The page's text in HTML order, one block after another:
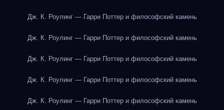
Дж. К. Роулинг — Гарри Поттер и философский камень
Дж. К. Роулинг — Гарри Поттер и философский камень
Дж. К. Роулинг — Гарри Поттер и философский камень
Дж. К. Роулинг — Гарри Поттер и философский камень
Дж. К. Роулинг — Гарри Поттер и философский камень